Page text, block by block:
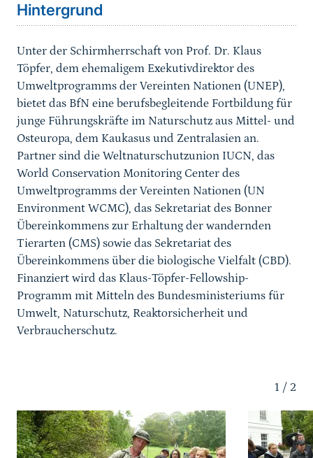
Hintergrund
Unter der Schirmherrschaft von Prof. Dr. Klaus
Töpfer, dem ehemaligem Exekutivdirektor des
Umweltprogramms der Vereinten Nationen (UNEP),
bietet das BfN eine berufsbegleitende Fortbildung für
junge Führungskräfte im Naturschutz aus Mittel- und
Osteuropa, dem Kaukasus und Zentralasien an.
Partner sind die Weltnaturschutzunion IUCN, das
World Conservation Monitoring Center des
Umweltprogramms der Vereinten Nationen (UN
Environment WCMC), das Sekretariat des Bonner
Übereinkommens zur Erhaltung der wandernden
Tierarten (CMS) sowie das Sekretariat des
Übereinkommens über die biologische Vielfalt (CBD).
Finanziert wird das Klaus-Töpfer-Fellowship-
Programm mit Mitteln des Bundesministeriums für
Umwelt, Naturschutz, Reaktorsicherheit und
Verbraucherschutz.
1 / 2